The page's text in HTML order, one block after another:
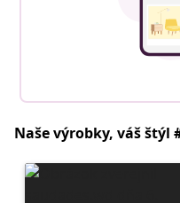
Naše výrobky, váš štýl